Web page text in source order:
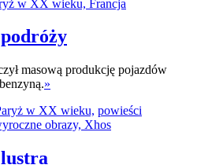
masową produkcję pojazdów
»
w XX wieku, powieści